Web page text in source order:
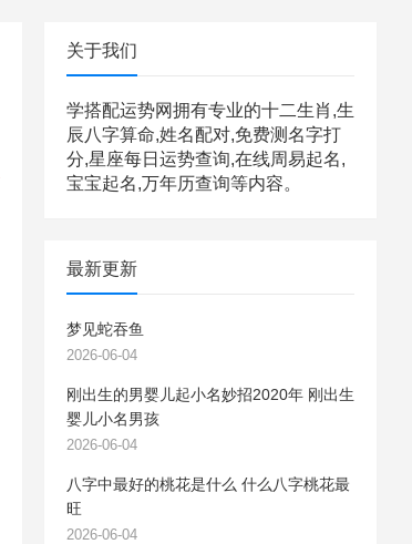
关于我们
学搭配运势网拥有专业的十二生肖,生
辰八字算命,姓名配对,免费测名字打
分,星座每日运势查询,在线周易起名,
宝宝起名,万年历查询等内容。
最新更新
梦见蛇吞鱼
2026-06-04
刚出生的男婴儿起小名妙招2020年 刚出生
婴儿小名男孩
2026-06-04
八字中最好的桃花是什么 什么八字桃花最
旺
2026-06-04